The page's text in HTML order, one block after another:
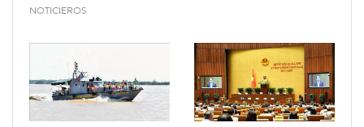
NOTICIEROS